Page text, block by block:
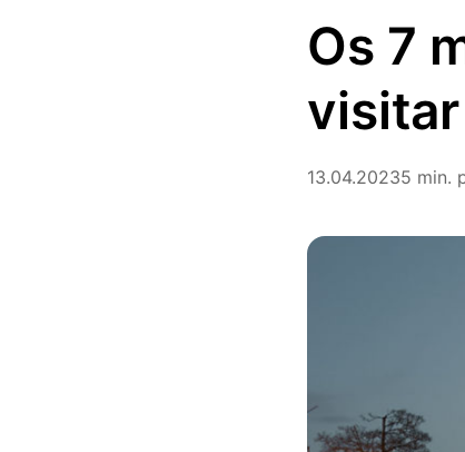
Os 7
13.04.20235 min.